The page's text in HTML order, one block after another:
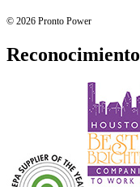
© 2026 Pronto Power
Reconocimiento